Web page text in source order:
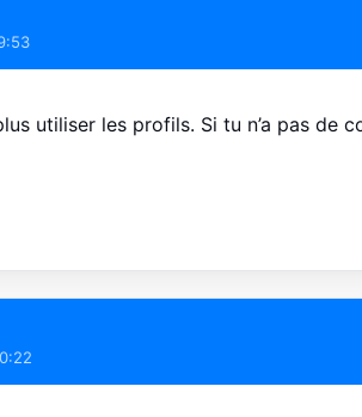
utiliser les profils. Si tu n’a pas de